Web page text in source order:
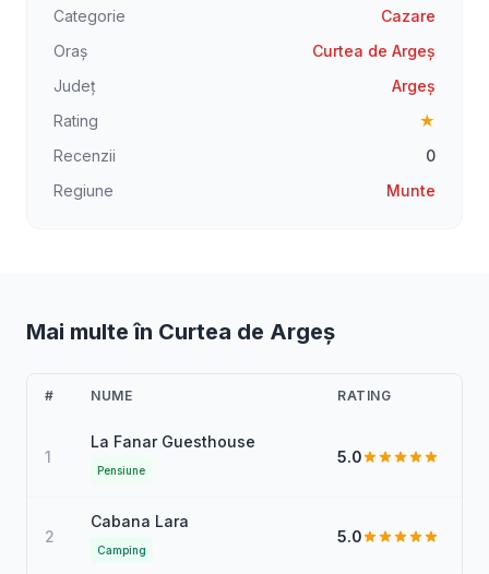
Categorie
Cazare
Oraș
Curtea de Argeș
Județ
Argeș
Rating
★
Recenzii
0
Regiune
Munte
Mai multe în Curtea de Argeș
# NUME RATING
1
La Fanar Guesthouse
Pensiune
5.0
2
Cabana Lara
Camping
5.0